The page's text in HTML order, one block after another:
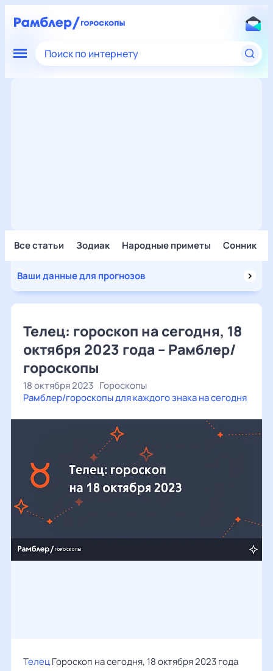
Поиск по интернету
Все статьи Зодиак Народные приметы Сонник
Ваши данные для прогнозов
Телец: гороскоп на сегодня, 18
октября 2023 года – Рамблер/
гороскопы
18 октября 2023 Гороскопы
Рамблер/гороскопы для каждого знака на сегодня
ТелецГороскоп на сегодня, 18 октября 2023 года